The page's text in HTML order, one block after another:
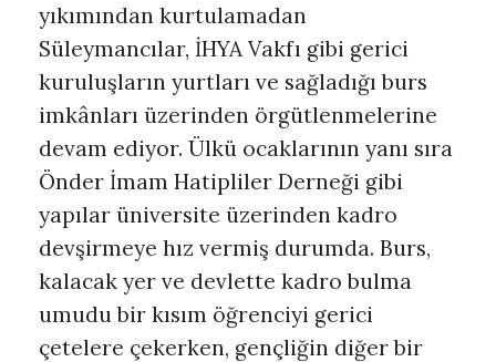
yıkımından kurtulamadan
Süleymancılar, İHYA Vakfı gibi gerici
kuruluşların yurtları ve sağladığı burs
imkânları üzerinden örgütlenmelerine
devam ediyor. Ülkü ocaklarının yanı sıra
Önder İmam Hatipliler Derneği gibi
yapılar üniversite üzerinden kadro
devşirmeye hız vermiş durumda. Burs,
kalacak yer ve devlette kadro bulma
umudu bir kısım öğrenciyi gerici
çetelere çekerken, gençliğin diğer bir